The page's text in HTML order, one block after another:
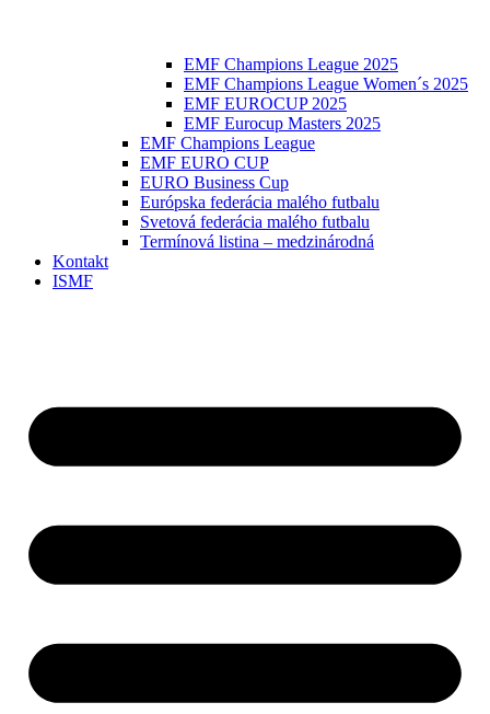
EMF Champions League 2025
EMF Champions League Women´s 2025
EMF EUROCUP 2025
EMF Eurocup Masters 2025
EMF Champions League
EMF EURO CUP
EURO Business Cup
Európska federácia malého futbalu
Svetová federácia malého futbalu
Termínová listina – medzinárodná
Kontakt
ISMF